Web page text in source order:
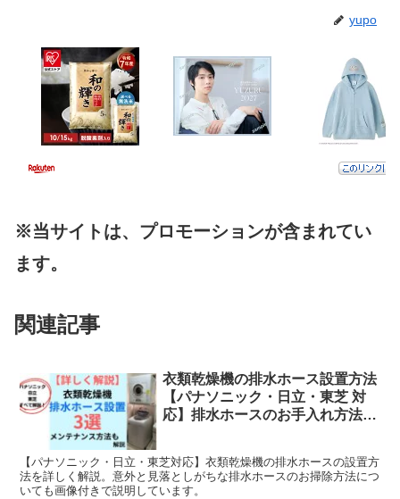
yupo
※当サイトは、プロモーションが含まれてい
ます。
関連記事
衣類乾燥機の排水ホース設置方法
【パナソニック・日立・東芝 対
応】排水ホースのお手入れ方法も
【パナソニック・日立・東芝対応】衣類乾燥機の排水ホースの設置方
法を詳しく解説。意外と見落としがちな排水ホースのお掃除方法につ
いても画像付きで説明しています。